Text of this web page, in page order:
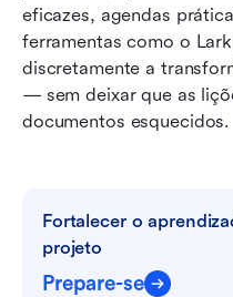
eficazes, agendas
ferramentas como o
discretamente a
— sem deixar que as
documentos esquecidos.
Fortalecer o
projeto
Prepare-se